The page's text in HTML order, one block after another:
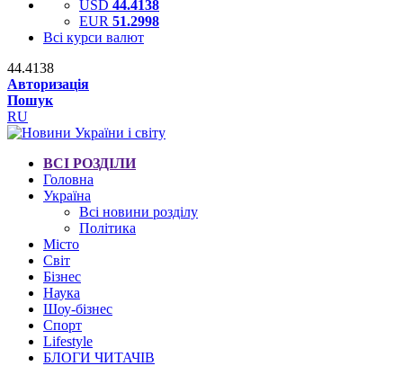
USD 44.4138
EUR 51.2998
Всі курси валют
44.4138
Авторизація
Пошук
RU
ВСІ РОЗДІЛИ
Головна
Україна
Всі новини розділу
Політика
Місто
Світ
Бізнес
Наука
Шоу-бізнес
Спорт
Lifestyle
БЛОГИ ЧИТАЧІВ